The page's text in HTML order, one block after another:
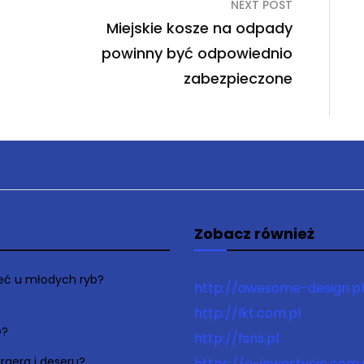
NEXT POST
Miejskie kosze na odpady
powinny być odpowiednio
zabezpieczone
u młodych ryb?
Zobacz również
http://awesome-design.pl
http://lkt.com.pl
http://fsns.pl